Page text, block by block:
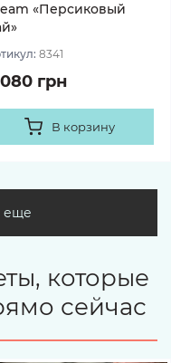
«Персиковый
8341
грн
В корзину
еще
которые
сейчас